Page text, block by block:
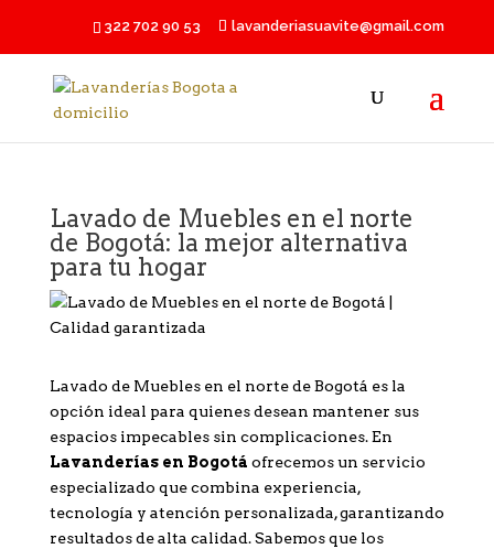
322 702 90 53 lavanderiasuavite@gmail.com
Lavado de Muebles en el norte
de Bogotá: la mejor alternativa
para tu hogar
Lavado de Muebles en el norte de Bogotá es la
opción ideal para quienes desean mantener sus
espacios impecables sin complicaciones. En
Lavanderías en Bogotá ofrecemos un servicio
especializado que combina experiencia,
tecnología y atención personalizada, garantizando
resultados de alta calidad. Sabemos que los